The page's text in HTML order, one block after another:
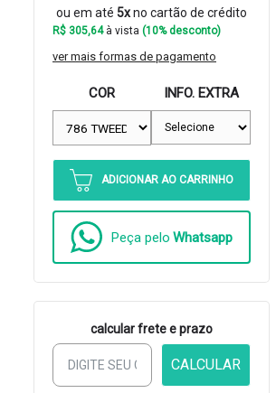
ou em até 5xno cartão de crédito
R$ 305,64à vista (10% desconto)
ver mais formas de pagamento
COR INFO. EXTRA
ADICIONAR AO CARRINHO
Peça pelo Whatsapp
calcular frete e prazo
CALCULAR